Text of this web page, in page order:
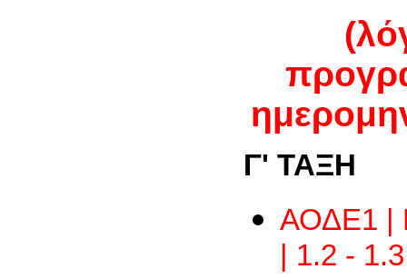
Γ' ΤΑΞΗ
ΑΟΔΕ1 |
| 1.2 -